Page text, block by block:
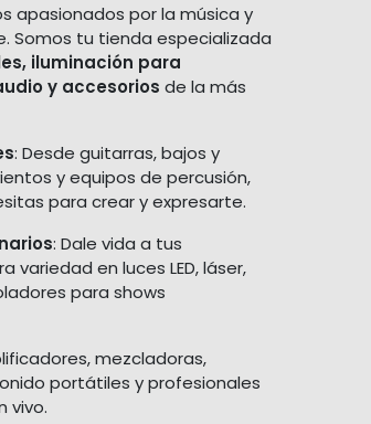
apasionados por la música y
Somos tu tienda especializada
iluminación para
y accesorios de la más
: Desde guitarras, bajos y
y equipos de percusión,
para crear y expresarte.
: Dale vida a tus
variedad en luces LED, láser,
para shows
mezcladoras,
portátiles y profesionales
vivo.